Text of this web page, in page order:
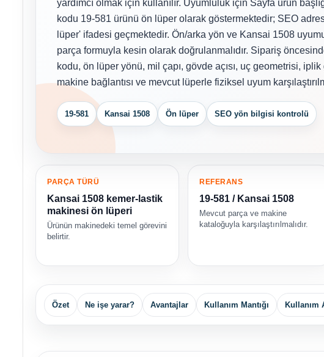
yardımcı olmak için kullanılır. Uyumluluk için Sayfa ürün
kodu 19-581 ürünü ön lüper olarak göstermektedir; SEO
lüper' ifadesi geçmektedir. Ön/arka yön ve Kansai 1508
parça formuyla kesin olarak doğrulanmalıdır. Sipariş
kodu, ön lüper yönü, mil çapı, gövde açısı, uç geometrisi,
makine bağlantısı ve mevcut lüperle fiziksel uyum
19-581 Kansai 1508 Ön lüper SEO yön bilgisi kontrolü
PARÇA TÜRÜ
Kansai 1508 kemer-lastik
makinesi ön lüperi
Ürünün makinedeki temel görevini
belirtir.
REFERANS
19-581 / Kansai 1508
Mevcut parça ve makine
kataloğuyla karşılaştırılmalıdır.
Özet Ne işe yarar? Avantajlar Kullanım Mantığı Kullanım